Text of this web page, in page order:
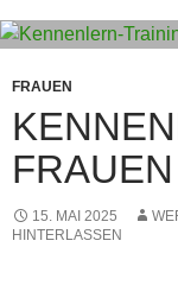
FRAUEN
15. MAI 2025
HINTERLASSEN